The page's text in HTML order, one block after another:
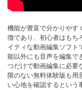
機能が豊富で分かりやす
徴であり、初心者はもち
イティな動画編集ソフト
能以外にも音声を編集で
つだけで動画編集に必要
限のない無料体験版も用
い心地を確認するという